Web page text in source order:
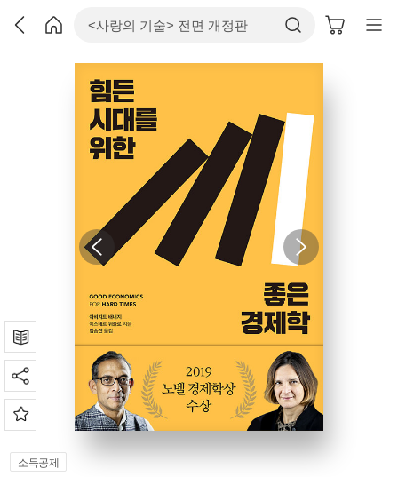
소득공제